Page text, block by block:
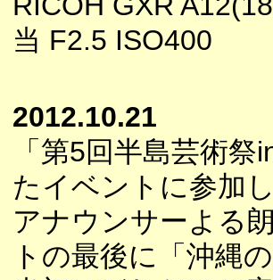
当 F2.5 ISO400
2012.10.21
「第5回半島芸術
たイベントに参加
アナウンサーよる
トの最後に「沖縄